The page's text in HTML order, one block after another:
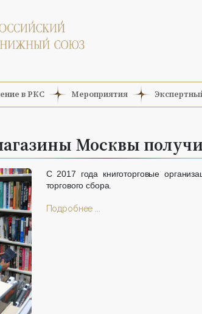
в РКС Мероприятия
Москвы
С 2017 года книготорговые
торгового сбора.
Подробнее ...